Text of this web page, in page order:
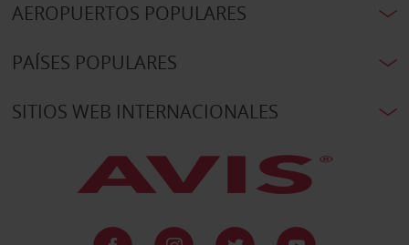
AEROPUERTOS POPULARES
PAÍSES POPULARES
SITIOS WEB INTERNACIONALES